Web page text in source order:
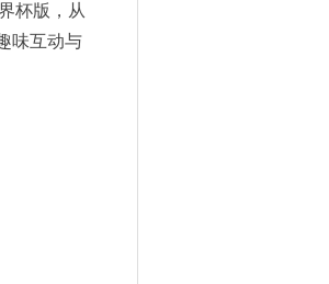
杯版，从
味互动与